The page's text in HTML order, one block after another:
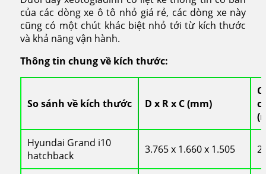
của các dòng xe ô tô nhỏ giá rẻ, các dòng xe này
cũng có một chút khác biệt nhỏ tới từ kích thước
và khả năng vận hành.
Thông tin chung về kích thước:
So sánh về kích thước D x R x C (mm)
Hyundai Grand i10
hatchback
3.765 x 1.660 x 1.505